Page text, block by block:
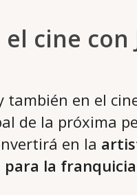
cine con
también en el
de la próxima
en la
para la franquicia